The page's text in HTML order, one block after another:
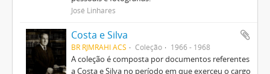
José Linhares
Costa e Silva
BR RJMRAHI ACS Coleção 1966 - 1968
A coleção é composta por documentos referentes
a Costa e Silva no período em que exerceu o cargo